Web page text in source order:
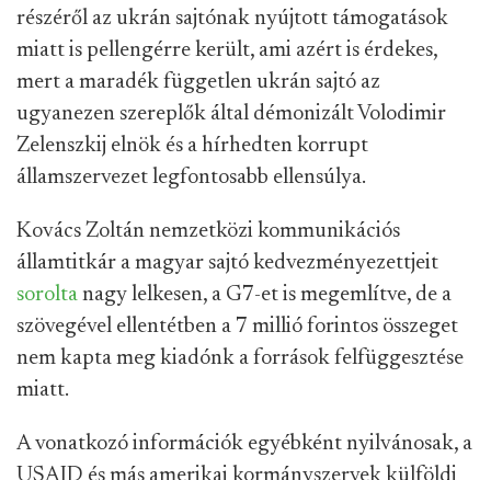
részéről az ukrán sajtónak nyújtott támogatások
miatt is pellengérre került, ami azért is érdekes,
mert a maradék független ukrán sajtó az
ugyanezen szereplők által démonizált Volodimir
Zelenszkij elnök és a hírhedten korrupt
államszervezet legfontosabb ellensúlya.
Kovács Zoltán nemzetközi kommunikációs
államtitkár a magyar sajtó kedvezményezettjeit
sorolta nagy lelkesen, a G7-et is megemlítve, de a
szövegével ellentétben a 7 millió forintos összeget
nem kapta meg kiadónk a források felfüggesztése
miatt.
A vonatkozó információk egyébként nyilvánosak, a
USAID és más amerikai kormányszervek külföldi